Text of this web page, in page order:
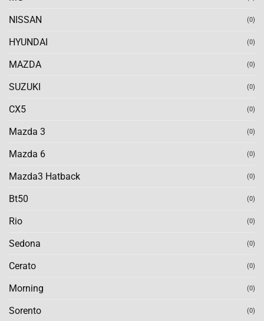
NISSAN (0)
HYUNDAI (0)
MAZDA (0)
SUZUKI (0)
CX5 (0)
Mazda 3 (0)
Mazda 6 (0)
Mazda3 Hatback (0)
Bt50 (0)
Rio (0)
Sedona (0)
Cerato (0)
Morning (0)
Sorento (0)